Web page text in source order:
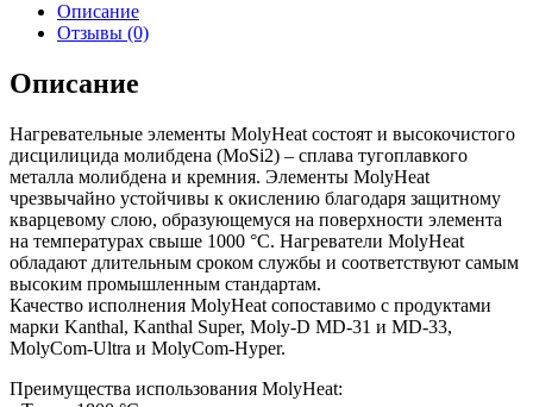
Описание
Отзывы (0)
Описание
Нагревательные элементы MolyHeat состоят и высокочистого
дисцилицида молибдена (MoSi2) – сплава тугоплавкого
металла молибдена и кремния. Элементы MolyHeat
чрезвычайно устойчивы к окислению благодаря защитному
кварцевому слою, образующемуся на поверхности элемента
на температурах свыше 1000 °С. Нагреватели MolyHeat
обладают длительным сроком службы и соответствуют самым
высоким промышленным стандартам.
Качество исполнения MolyHeat сопоставимо с продуктами
марки Kanthal, Kanthal Super, Moly-D MD-31 и MD-33,
MolyCom-Ultra и MolyCom-Hyper.
Преимущества использования MolyHeat: